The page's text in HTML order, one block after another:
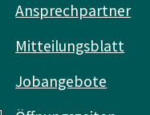
Ansprechpartner
Mitteilungsblatt
Jobangebote